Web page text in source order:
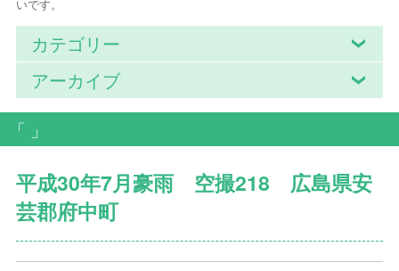
いです。
カテゴリー
アーカイブ
「 」
平成30年7月豪雨 空撮218 広島県安
芸郡府中町